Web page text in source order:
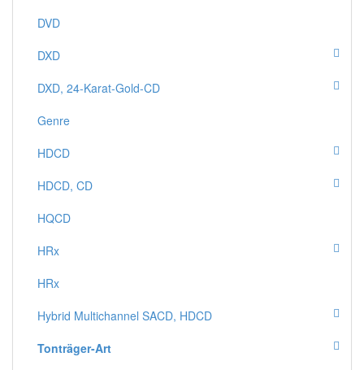
DVD
DXD
DXD, 24-Karat-Gold-CD
Genre
HDCD
HDCD, CD
HQCD
HRx
HRx
Hybrid Multichannel SACD, HDCD
Tonträger-Art